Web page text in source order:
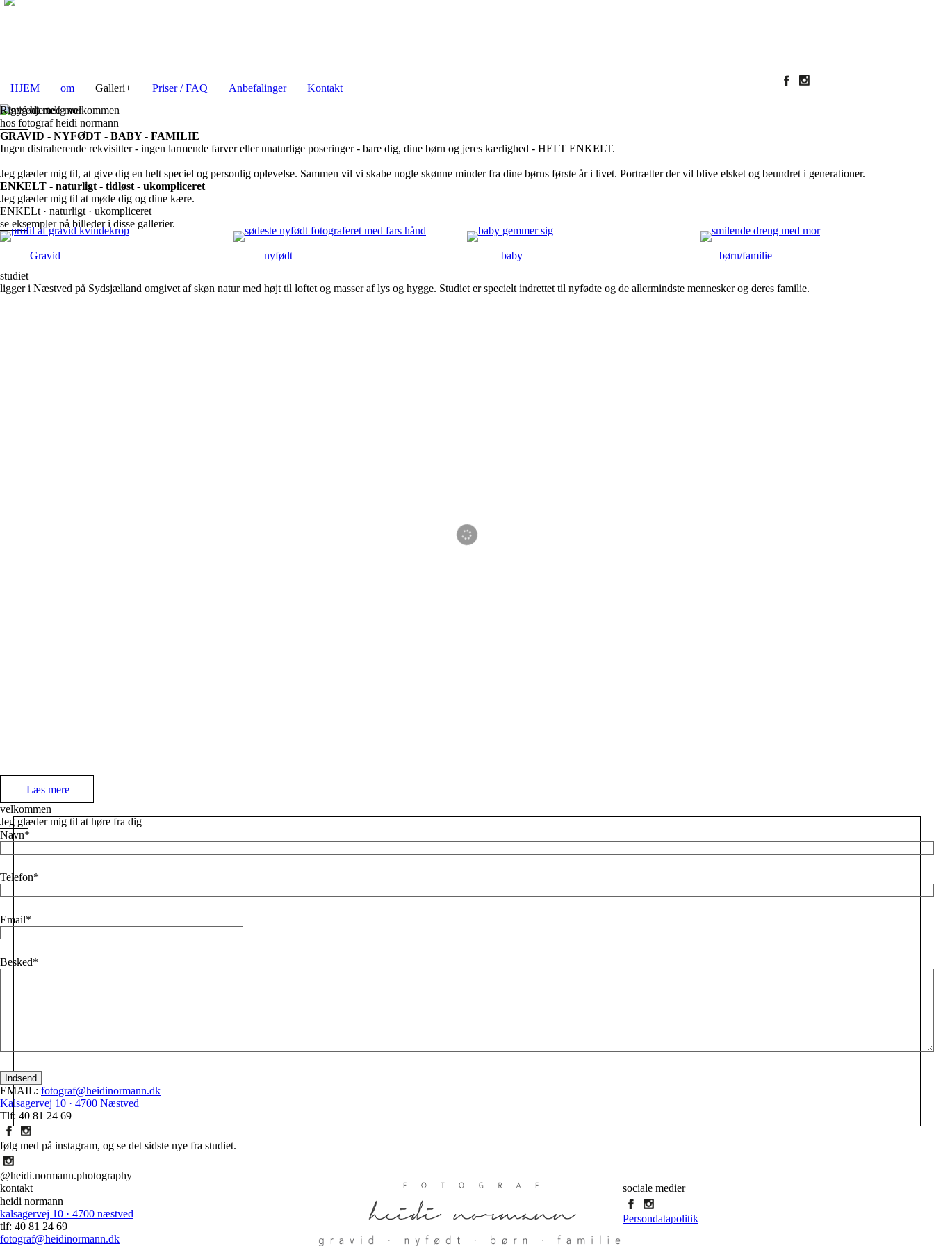
HJEM om Galleri+ Priser / FAQ Anbefalinger
Kontakt
Rigtig hjertelig velkommen
hos fotograf heidi normann
GRAVID - NYFØDT - BABY - FAMILIE
Ingen distraherende rekvisitter - ingen larmende farver eller unaturlige poseringer - bare dig, dine børn og jeres kærlighed - HELT ENKELT.
Jeg glæder mig til, at give dig en helt speciel og personlig oplevelse. Sammen vil vi skabe nogle skønne minder fra dine børns første år i livet. Portrætter der vil blive elsket og beundret i generationer.
ENKELT - naturligt - tidløst - ukompliceret
Jeg glæder mig til at møde dig og dine kære.
ENKELt · naturligt · ukompliceret
se eksempler på billeder i disse gallerier.
Gravid nyfødt baby
børn/familie
studiet
ligger i Næstved på Sydsjælland omgivet af skøn natur med højt til loftet og masser af lys og hygge. Studiet er specielt indrettet til nyfødte og de allermindste mennesker og deres familie.
Læs mere
velkommen
Jeg glæder mig til at høre fra dig
Navn
Telefon
Email
Besked
EMAIL: fotograf@heidinormann.dk
Kalsagervej 10 · 4700 Næstved
Tlf: 40 81 24 69
følg med på instagram, og se det sidste nye fra studiet.
@heidi.normann.photography
kontakt
heidi normann
kalsagervej 10 · 4700 næstved
tlf: 40 81 24 69
fotograf@heidinormann.dk
sociale medier
Persondatapolitik